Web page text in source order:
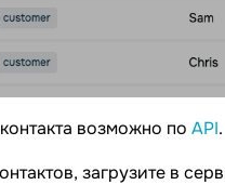
возможно по API.
загрузите в